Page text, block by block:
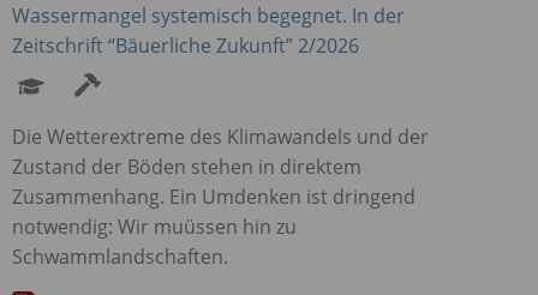
Wassermangel systemisch begegnet. In der
Zeitschrift “Bäuerliche Zukunft” 2/2026
Die Wetterextreme des Klimawandels und der
Zustand der Böden stehen in direktem
Zusammenhang. Ein Umdenken ist dringend
notwendig: Wir muüssen hin zu
Schwammlandschaften.